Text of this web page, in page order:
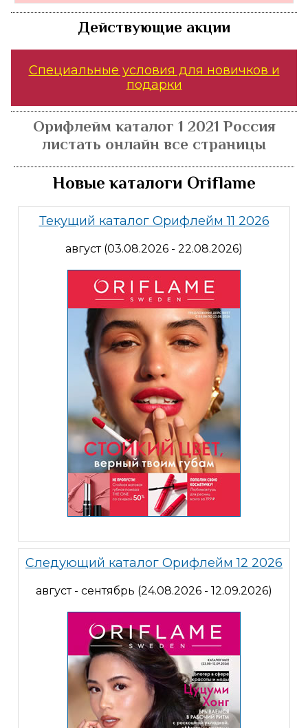
Действующие акции
Специальные условия для новичков и
подарки
Орифлейм каталог 1 2021 Россия
листать онлайн все страницы
Новые каталоги Oriflame
Текущий каталог Орифлейм 11 2026
август (03.08.2026 - 22.08.2026)
Следующий каталог Орифлейм 12 2026
август - сентябрь (24.08.2026 - 12.09.2026)